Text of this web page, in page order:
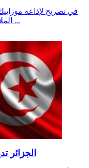
في تصريح لإذاعة
الملازم الاول توفيق الميساوي ''شرف لي أن ...
الجزائر